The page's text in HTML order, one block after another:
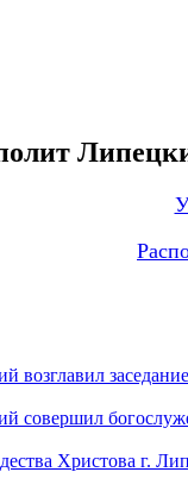
Христова г.